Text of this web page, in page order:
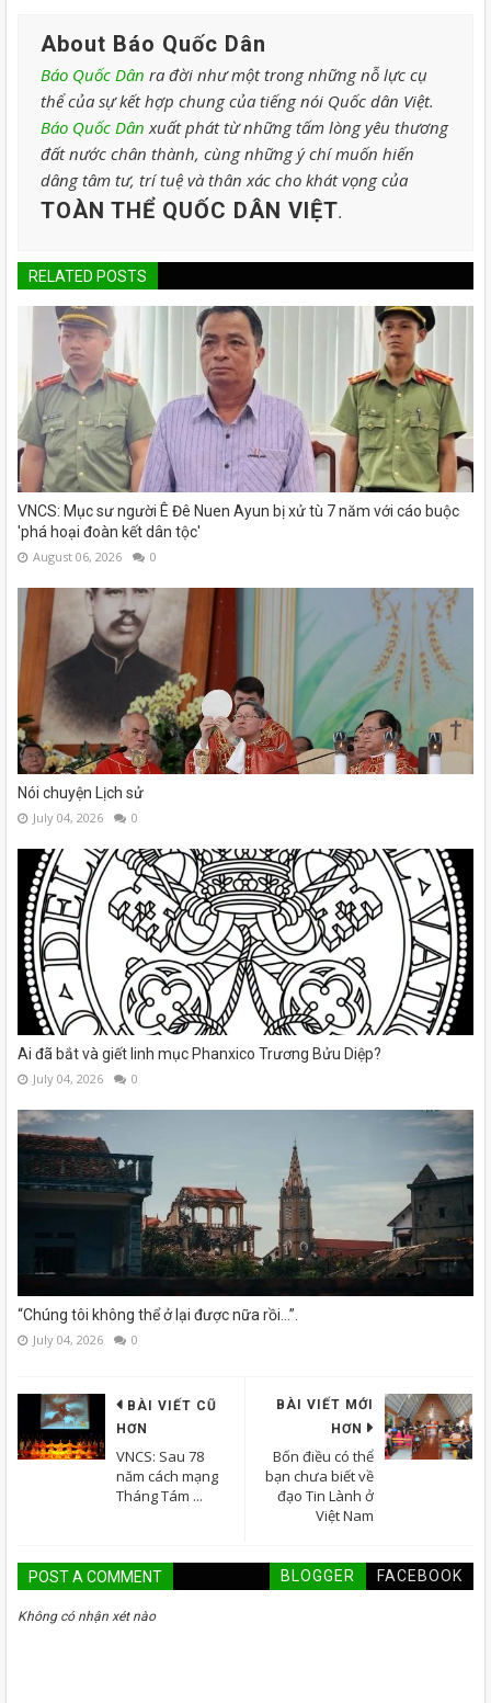
About Báo Quốc Dân
Báo Quốc Dân ra đời như một trong những nỗ lực cụ
thể của sự kết hợp chung của tiếng nói Quốc dân Việt.
Báo Quốc Dân xuất phát từ những tấm lòng yêu thương
đất nước chân thành, cùng những ý chí muốn hiến
dâng tâm tư, trí tuệ và thân xác cho khát vọng của
TOÀN THỂ QUỐC DÂN VIỆT.
RELATED POSTS
VNCS: Mục sư người Ê Đê Nuen Ayun bị xử tù 7 năm với cáo buộc
'phá hoại đoàn kết dân tộc'
August 06, 2026 0
Nói chuyện Lịch sử
July 04, 2026 0
Ai đã bắt và giết linh mục Phanxico Trương Bửu Diệp?
July 04, 2026 0
“Chúng tôi không thể ở lại được nữa rồi...”.
July 04, 2026 0
BÀI VIẾT MỚI
HƠN
Bốn điều có thể
bạn chưa biết về
đạo Tin Lành ở
Việt Nam
BÀI VIẾT CŨ
HƠN
VNCS: Sau 78
năm cách mạng
Tháng Tám ...
POST A COMMENT BLOGGER FACEBOOK
Không có nhận xét nào